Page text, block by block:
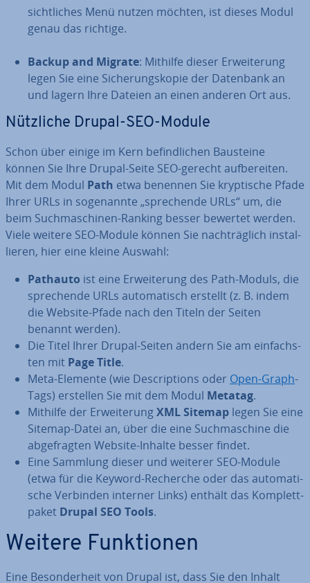
sicht­li­ches Menü nutzen möchten, ist dieses Modul
genau das richtige.
Backup and Migrate: Mithilfe dieser Er­wei­te­rung
legen Sie eine Si­che­rungs­ko­pie der Datenbank an
und lagern Ihre Dateien an einen anderen Ort aus.
Nützliche Drupal-SEO-Module
Schon über einige im Kern be­find­li­chen Bausteine
können Sie Ihre Drupal-Seite SEO-gerecht auf­be­rei­ten.
Mit dem Modul Path etwa benennen Sie kryp­ti­sche Pfade
Ihrer URLs in so­ge­nann­te „spre­chen­de URLs“ um, die
beim Such­ma­schi­nen-Ranking besser bewertet werden.
Viele weitere SEO-Module können Sie nach­träg­lich in­stal­
lie­ren, hier eine kleine Auswahl:
Pathauto ist eine Er­wei­te­rung des Path-Moduls, die
spre­chen­de URLs au­to­ma­tisch erstellt (z. B. indem
die Website-Pfade nach den Titeln der Seiten
benannt werden).
Die Titel Ihrer Drupal-Seiten ändern Sie am ein­fachs­
ten mit Page Title.
Meta-Elemente (wie De­scrip­ti­ons oder Open-Graph-
Tags) erstellen Sie mit dem Modul Metatag.
Mithilfe der Er­wei­te­rungXML Sitemap legen Sie eine
Sitemap-Datei an, über die eine Such­ma­schi­ne die
ab­ge­frag­ten Website-Inhalte besser findet.
Eine Sammlung dieser und weiterer SEO-Module
(etwa für die Keyword-Recherche oder das au­to­ma­ti­
sche Verbinden interner Links) enthält das Kom­plett­
pa­ket Drupal SEO Tools.
Weitere Funk­tio­nen
Eine Be­son­der­heit von Drupal ist, dass Sie den Inhalt